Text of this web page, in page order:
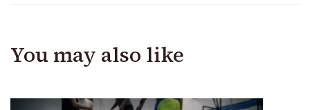
You may also like